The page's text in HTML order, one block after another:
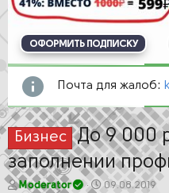
ОФОРМИТЬ ПОДПИСКУ
Почта для жалоб:
Бизнес До 9 000
заполнении
А
Moderator
Д
09.08.2019